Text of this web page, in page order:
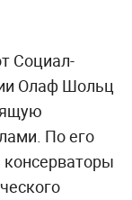
Социал-
Олаф Шольц
По его